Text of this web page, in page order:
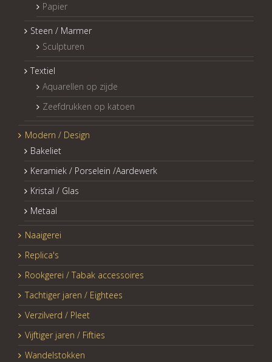
Papier
Steen / Marmer
Sculpturen
Textiel
Aquarellen op zijde
Zeefdrukken op katoen
Modern / Design
Bakeliet
Keramiek / Porselein /Aardewerk
Kristal / Glas
Metaal
Naaigerei
Replica's
Rookgerei / Tabak accessoires
Tachtiger jaren / Eightees
Verzilverd / Pleet
Vijftiger jaren / Fifties
Wandelstokken